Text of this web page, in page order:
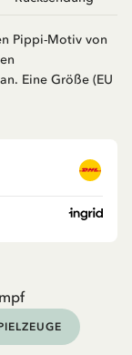
Pippi-Motiv von
Eine Größe (EU